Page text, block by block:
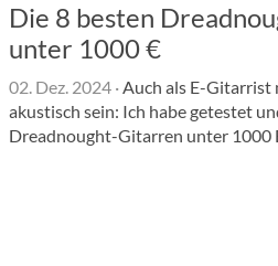
Die 8 besten
unter 1000 €
02. Dez. 2024 ·Auch als E-Gitarrist
akustisch sein: Ich habe getestet
Dreadnought-Gitarren unter 1000